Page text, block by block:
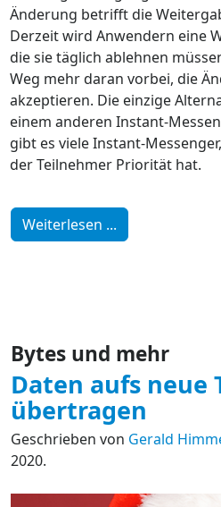
Änderung betrifft die
Derzeit wird Anwendern eine
die sie täglich ablehnen
Weg mehr daran vorbei, die
akzeptieren. Die einzige
einem anderen Instant-
gibt es viele Instant-
der Teilnehmer Priorität hat.
Weiterlesen ...
Bytes und mehr
Daten aufs neue
übertragen
Geschrieben von Gerald
2020.